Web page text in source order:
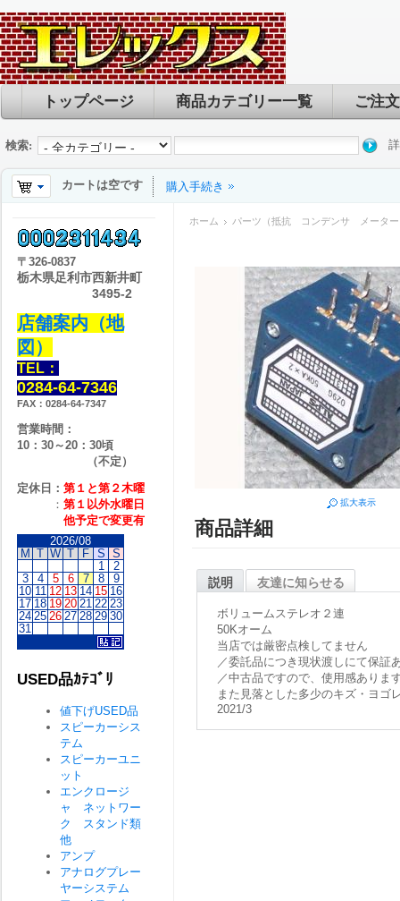
トップページ 商品カテゴリー一覧 ご注
検索:
カートは空です 購入手続き
ホーム パーツ（抵抗 コンデンサ メータ
拡大表示
商品詳細
説明 友達に知らせる
ボリュームステレオ２連
50Kオーム
当店では厳密点検してません
／委託品につき現状渡しにて保証
／中古品ですので、使用感ありま
また見落とした多少のキズ・ヨゴ
2021/3
〒 326-0837
栃木県足利市西新井町
3495-2
店舗案内（地
図）
TEL：
0284-64-7346
FAX：0284-64-7347
営業時間：
10：30～20：30頃
（不定）
定休日： 第１と第２木曜
： 第１以外水曜日
他予定で変更有
2026/08
M T W T F S S
1
2
3
4 5 6 7 8
9
10 11 12 13 14 15 16
17 18 19 20 21 22 23
24 25 26 27 28 29 30
31
USED品ｶﾃｺﾞﾘ
値下げUSED品
スピーカーシス
テム
スピーカーユニ
ット
エンクロージ
ャ ネットワー
ク スタンド類
他
アンプ
アナログプレー
ヤーシステム